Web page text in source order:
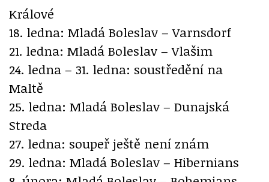
Králové
18. ledna: Mladá Boleslav – Varnsdorf
21. ledna: Mladá Boleslav – Vlašim
24. ledna – 31. ledna: soustředění na
Maltě
25. ledna: Mladá Boleslav – Dunajská
Streda
27. ledna: soupeř ještě není znám
29. ledna: Mladá Boleslav – Hibernians